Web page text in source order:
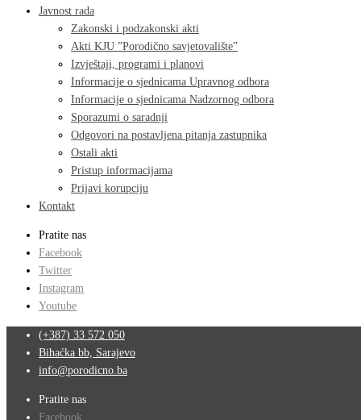
Javnost rada
Zakonski i podzakonski akti
Akti KJU ”Porodično savjetovalište”
Izvještaji, programi i planovi
Informacije o sjednicama Upravnog odbora
Informacije o sjednicama Nadzornog odbora
Sporazumi o saradnji
Odgovori na postavljena pitanja zastupnika
Ostali akti
Pristup informacijama
Prijavi korupciju
Kontakt
Pratite nas
Facebook
Twitter
Instagram
Youtube
(+387) 33 572 050
Bihaćka bb, Sarajevo
info@porodicno.ba
Pratite nas
Facebook